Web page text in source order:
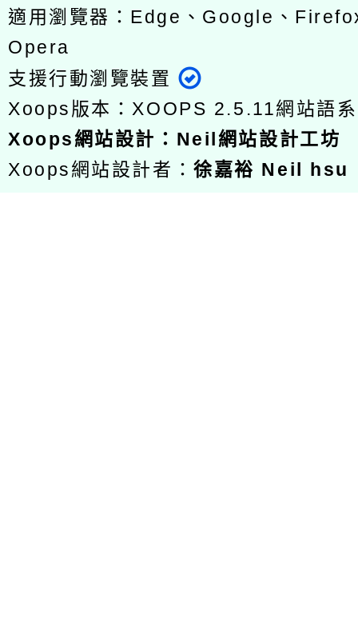
適用瀏覽器：Edge、Google、
Opera
支援行動瀏覽裝置
Xoops版本： XOOPS 2.5.11網站語
Xoops網站設計 ： Neil網站設計工坊
Xoops網站設計者：徐嘉裕 Neil hsu